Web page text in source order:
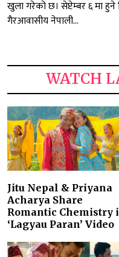
खुला गरेको छ। सेप्टेम्बर ६ मा हुने
गैरआवासीय नेपाली...
WATCH
Jitu Nepal & Priyana
Acharya Share
Romantic Chemistry
‘Lagyau Paran’ Video